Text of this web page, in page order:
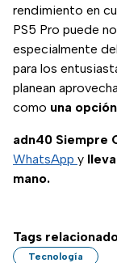
rendimiento en
PS5 Pro puede
especialmente
para los
planean
como una
adn40 Siempre
WhatsApp y
mano.
Tags
Tecnología